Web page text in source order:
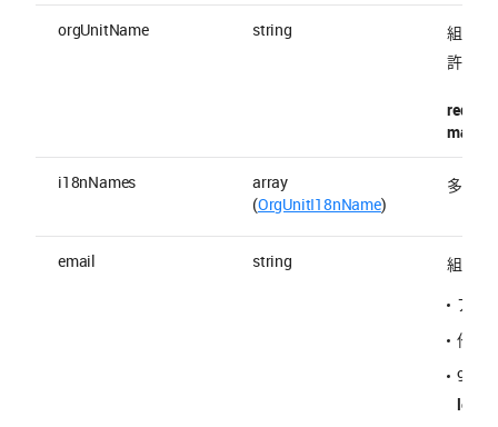
orgUnitName string
組織名
許容さ
i18nNames
array
(OrgUnitI18nName)
多言語
email string
組織メ
アド
他の
90 字